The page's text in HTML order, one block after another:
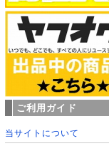
ご利用ガイド
当サイトについて